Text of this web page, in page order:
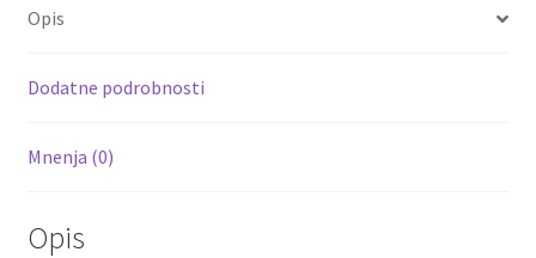
količina
k
Opis
Dodatne podrobnosti
Mnenja (0)
Opis